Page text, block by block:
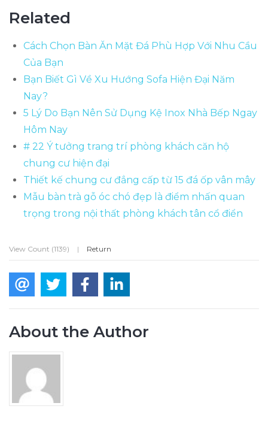
Related
Cách Chọn Bàn Ăn Mặt Đá Phù Hợp Với Nhu Cầu
Của Bạn
Bạn Biết Gì Về Xu Hướng Sofa Hiện Đại Năm
Nay?
5 Lý Do Bạn Nên Sử Dụng Kệ Inox Nhà Bếp Ngay
Hôm Nay
# 22 Ý tưởng trang trí phòng khách căn hộ
chung cư hiện đại
Thiết kế chung cư đẳng cấp từ 15 đá ốp vân mây
Mẫu bàn trà gỗ óc chó đẹp là điểm nhấn quan
trọng trong nội thất phòng khách tân cổ điển
View Count (1139) | Return
About the Author